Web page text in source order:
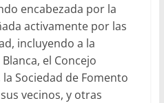
encabezada por la
activamente por las
incluyendo a la
el Concejo
Sociedad de Fomento
vecinos, y otras